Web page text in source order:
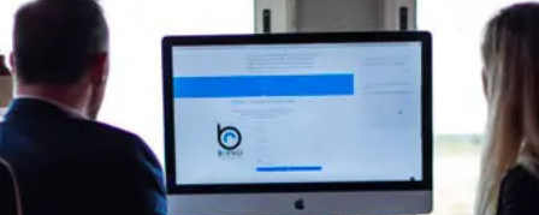
o
o
k
g
r
d
u
b
e